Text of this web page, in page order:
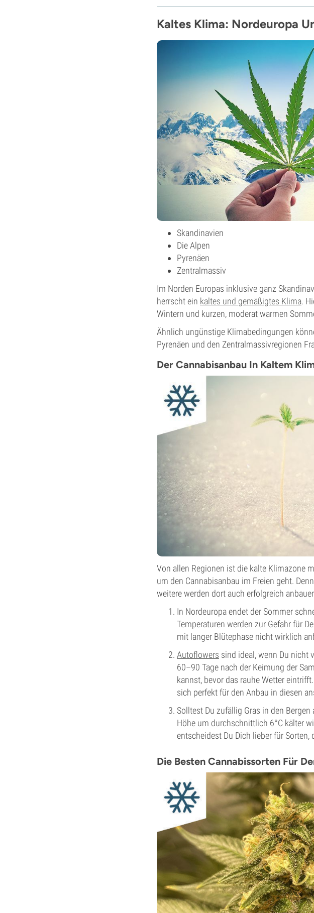
Kaltes Klima: Nordeuropa
Skandinavien
Die Alpen
Pyrenäen
Zentralmassiv
Im Norden Europas inklusive ganz
herrscht ein kaltes und gemäßigtes Klima.
Wintern und kurzen, moderat warmen
Ähnlich ungünstige Klimabedingungen
Pyrenäen und den Zentralmassivregionen
Der Cannabisanbau In Kaltem
Von allen Regionen ist die kalte Klimazone
um den Cannabisanbau im Freien geht.
weitere werden dort auch erfolgreich
In Nordeuropa endet der Sommer
Temperaturen werden zur Gefahr für
mit langer Blütephase nicht wirklich
Autoflowers sind ideal, wenn Du nicht
60–90 Tage nach der Keimung der
kannst, bevor das rauhe Wetter
sich perfekt für den Anbau in diesen
Solltest Du zufällig Gras in den
Höhe um durchschnittlich 6°C kälter
entscheidest Du Dich lieber für Sorten,
Die Besten Cannabissorten Für